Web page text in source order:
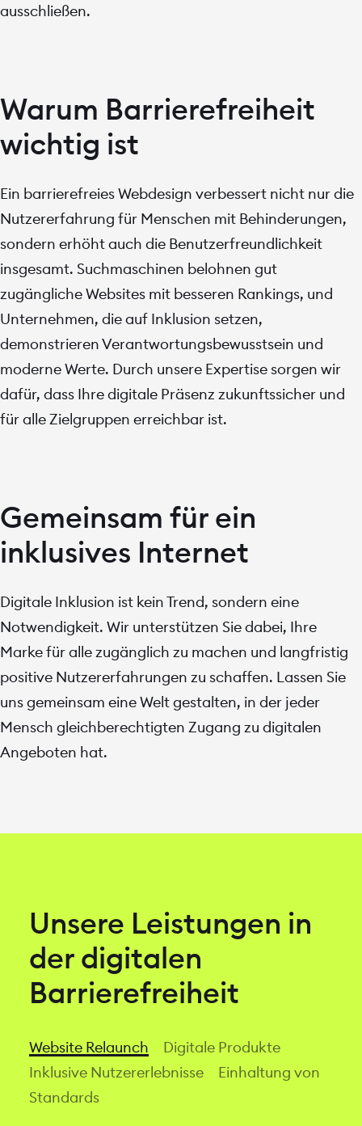
nachhaltigkeit
ist Ihre Website?
Mehr erfahren
ausschließen.
Warum Barrierefreiheit
wichtig ist
Ein barrierefreies Webdesign verbessert nicht nur die
Nutzererfahrung für Menschen mit Behinderungen,
sondern erhöht auch die Benutzerfreundlichkeit
insgesamt. Suchmaschinen belohnen gut
zugängliche Websites mit besseren Rankings, und
Unternehmen, die auf Inklusion setzen,
demonstrieren Verantwortungsbewusstsein und
moderne Werte. Durch unsere Expertise sorgen wir
dafür, dass Ihre digitale Präsenz zukunftssicher und
für alle Zielgruppen erreichbar ist.
Gemeinsam für ein
inklusives Internet
Digitale Inklusion ist kein Trend, sondern eine
Notwendigkeit. Wir unterstützen Sie dabei, Ihre
Marke für alle zugänglich zu machen und langfristig
positive Nutzererfahrungen zu schaffen. Lassen Sie
uns gemeinsam eine Welt gestalten, in der jeder
Mensch gleichberechtigten Zugang zu digitalen
Angeboten hat.
Unsere Leistungen in
der digitalen
Barrierefreiheit
Website Relaunch
Digitale Produkte
Inklusive Nutzererlebnisse
Einhaltung von
Standards